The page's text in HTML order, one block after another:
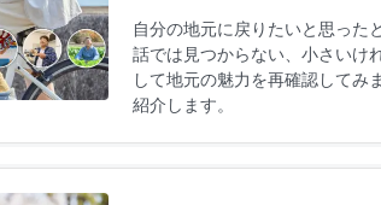
自分の地元に戻りたいと思った
話では見つからない、小さいけ
して地元の魅力を再確認してみ
紹介します。